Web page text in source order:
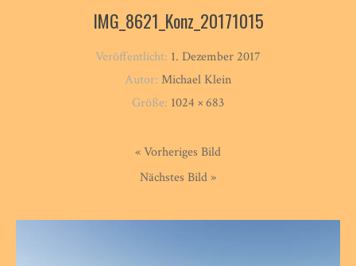
IMG_8621_Konz_20171015
Veröffentlicht: 1. Dezember 2017
Autor: Michael Klein
Größe: 1024 × 683
« Vorheriges Bild
Nächstes Bild »